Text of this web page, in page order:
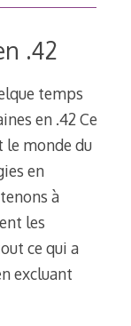
.42
temps
en .42 Ce
le monde du
en
à
les
ce qui a
excluant